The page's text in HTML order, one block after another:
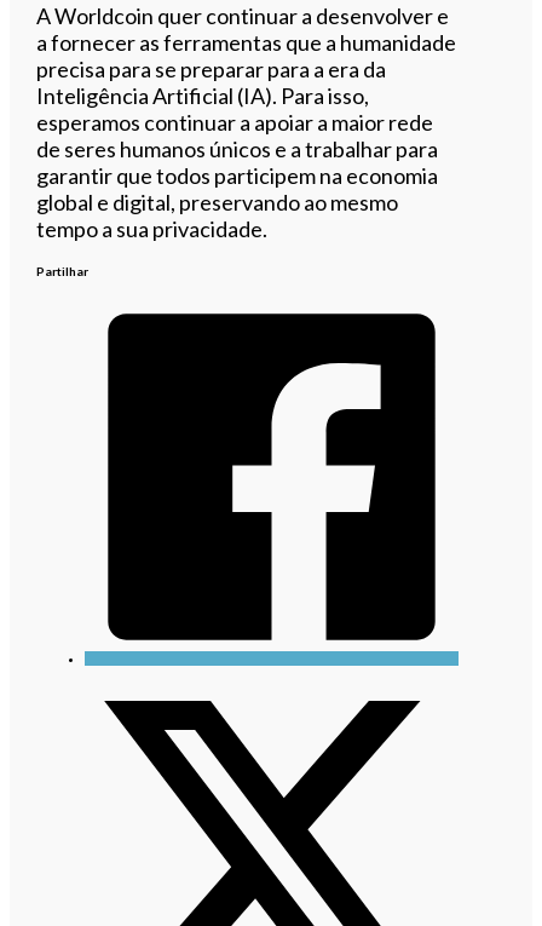
A Worldcoin quer continuar a desenvolver e
a fornecer as ferramentas que a humanidade
precisa para se preparar para a era da
Inteligência Artificial (IA). Para isso,
esperamos continuar a apoiar a maior rede
de seres humanos únicos e a trabalhar para
garantir que todos participem na economia
global e digital, preservando ao mesmo
tempo a sua privacidade.
Partilhar